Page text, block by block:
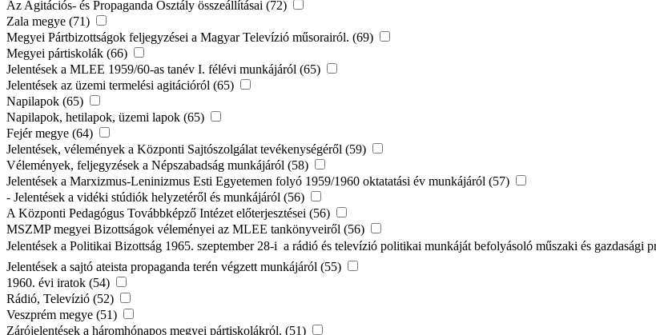
Az Agitációs- és Propaganda Osztály összeállításai (72)
Zala megye (71)
Megyei Pártbizottságok feljegyzései a Magyar Televízió műsorairól. (69)
Megyei pártiskolák (66)
Jelentések a MLEE 1959/60-as tanév I. félévi munkájáról (65)
Jelentések az üzemi termelési agitációról (65)
Napilapok (65)
Napilapok, hetilapok, üzemi lapok (65)
Fejér megye (64)
Jelentések, vélemények a Központi Sajtószolgálat tevékenységéről (59)
Vélemények, feljegyzések a Népszabadság munkájáról (58)
Jelentések a Marxizmus-Leninizmus Esti Egyetemen folyó 1959/1960 oktatatási év munkájáról (57)
- Jelentések a vidéki stúdiók helyzetéről és munkájáról (56)
A Központi Pedagógus Továbbképző Intézet előterjesztései (56)
MSZMP megyei Bizottságok véleményei az MLEE tankönyveiről (56)
Jelentések a Politikai Bizottság 1965. szeptember 28-i  a rádió és televízió politikai munkáját befolyásoló műszaki és gazdasági
Jelentések a sajtó ateista propaganda terén végzett munkájáról (55)
1960. évi iratok (54)
Rádió, Televízió (52)
Veszprém megye (51)
Zárójelentések a háromhónapos megyei pártiskolákról. (51)